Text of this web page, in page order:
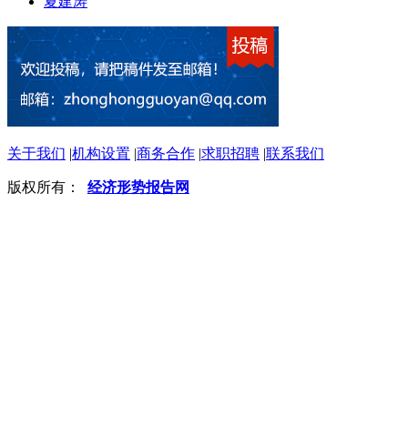
关于我们 |机构设置 |商务合作 |求职招聘 |联系我们
版权所有： 经济形势报告网